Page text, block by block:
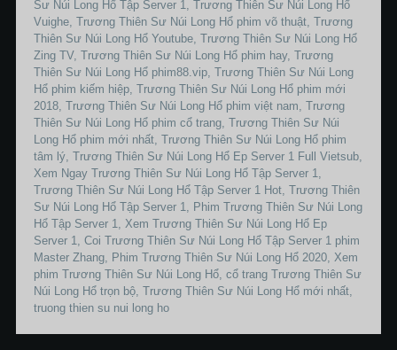
Sư Núi Long Hổ Tập Server 1, Trương Thiên Sư Núi Long Hổ
Vuighe, Trương Thiên Sư Núi Long Hổ phim võ thuật, Trương
Thiên Sư Núi Long Hổ Youtube, Trương Thiên Sư Núi Long Hổ
Zing TV, Trương Thiên Sư Núi Long Hổ phim hay, Trương
Thiên Sư Núi Long Hổ phim88.vip, Trương Thiên Sư Núi Long
Hổ phim kiếm hiệp, Trương Thiên Sư Núi Long Hổ phim mới
2018, Trương Thiên Sư Núi Long Hổ phim việt nam, Trương
Thiên Sư Núi Long Hổ phim cổ trang, Trương Thiên Sư Núi
Long Hổ phim mới nhất, Trương Thiên Sư Núi Long Hổ phim
tâm lý, Trương Thiên Sư Núi Long Hổ Ep Server 1 Full Vietsub,
Xem Ngay Trương Thiên Sư Núi Long Hổ Tập Server 1,
Trương Thiên Sư Núi Long Hổ Tập Server 1 Hot, Trương Thiên
Sư Núi Long Hổ Tập Server 1, Phim Trương Thiên Sư Núi Long
Hổ Tập Server 1, Xem Trương Thiên Sư Núi Long Hổ Ep
Server 1, Coi Trương Thiên Sư Núi Long Hổ Tập Server 1 phim
Master Zhang, Phim Trương Thiên Sư Núi Long Hổ 2020, Xem
phim Trương Thiên Sư Núi Long Hổ, cổ trang Trương Thiên Sư
Núi Long Hổ trọn bộ, Trương Thiên Sư Núi Long Hổ mới nhất,
truong thien su nui long ho